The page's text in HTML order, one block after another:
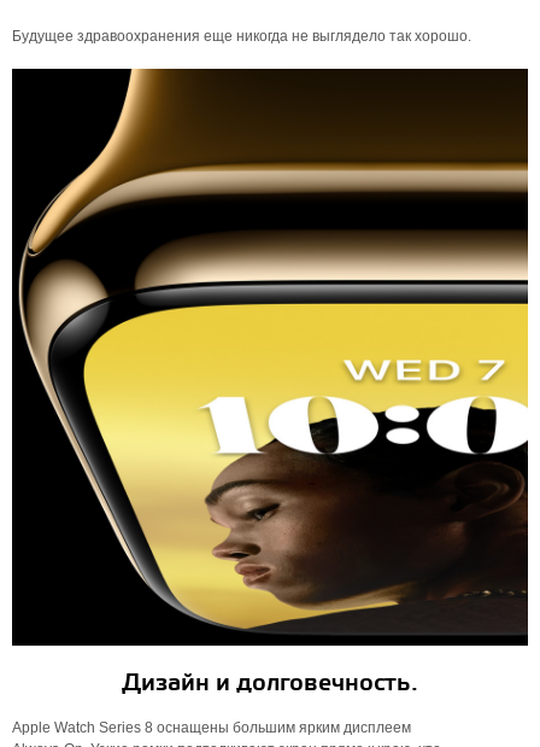
Будущее здравоохранения еще никогда не выглядело так хорошо.
Дизайн и долговечность.
Apple Watch Series 8 оснащены большим ярким дисплеем